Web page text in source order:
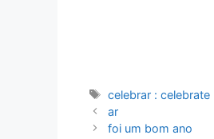
Etiquetas
celebrar : celebrate
ar
foi um bom ano